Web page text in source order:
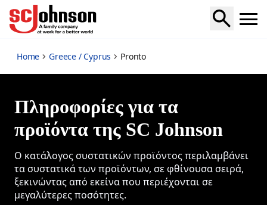
Home Greece / Cyprus Pronto
Πληροφορίες για τα
προϊόντα της SC Johnson
Ο κατάλογος συστατικών προϊόντος περιλαμβάνει
τα συστατικά των προϊόντων, σε φθίνουσα σειρά,
ξεκινώντας από εκείνα που περιέχονται σε
μεγαλύτερες ποσότητες.